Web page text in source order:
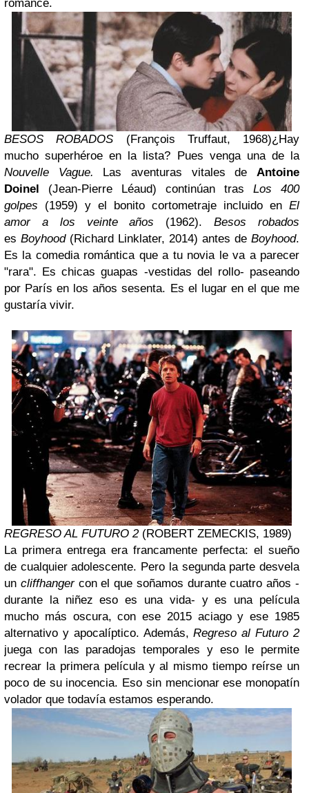
romance.
BESOS ROBADOS (François Truffaut, 1968)¿Hay
mucho superhéroe en la lista? Pues venga una de la
Nouvelle Vague. Las aventuras vitales de Antoine
Doinel (Jean-Pierre Léaud) continúan tras Los 400
golpes (1959) y el bonito cortometraje incluido en El
amor a los veinte años (1962).Besos robados
es Boyhood(Richard Linklater, 2014) antes de Boyhood.
Es la comedia romántica que a tu novia le va a parecer
"rara". Es chicas guapas -vestidas del rollo- paseando
por París en los años sesenta. Es el lugar en el que me
gustaría vivir.
REGRESO AL FUTURO 2(ROBERT ZEMECKIS, 1989)
La primera entrega era francamente perfecta: el sueño
de cualquier adolescente. Pero la segunda parte desvela
un cliffhangercon el que soñamos durante cuatro años -
durante la niñez eso es una vida- y es una película
mucho más oscura, con ese 2015 aciago y ese 1985
alternativo y apocalíptico. Además,Regreso al Futuro 2
juega con las paradojas temporales y eso le permite
recrear la primera película y al mismo tiempo reírse un
poco de su inocencia. Eso sin mencionar ese monopatín
volador que todavía estamos esperando.